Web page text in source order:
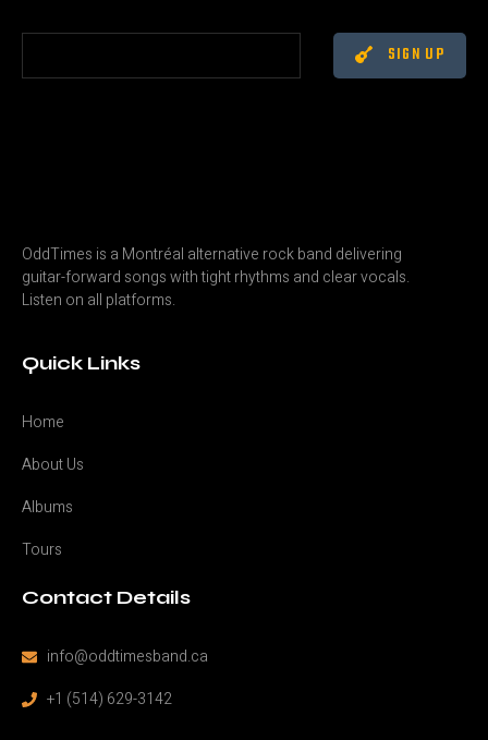
SIGN UP
OddTimes is a Montréal alternative rock band delivering
guitar-forward songs with tight rhythms and clear vocals.
Listen on all platforms.
Quick Links
Home
About Us
Albums
Tours
Contact Details
info@oddtimesband.ca
+1 (514) 629-3142